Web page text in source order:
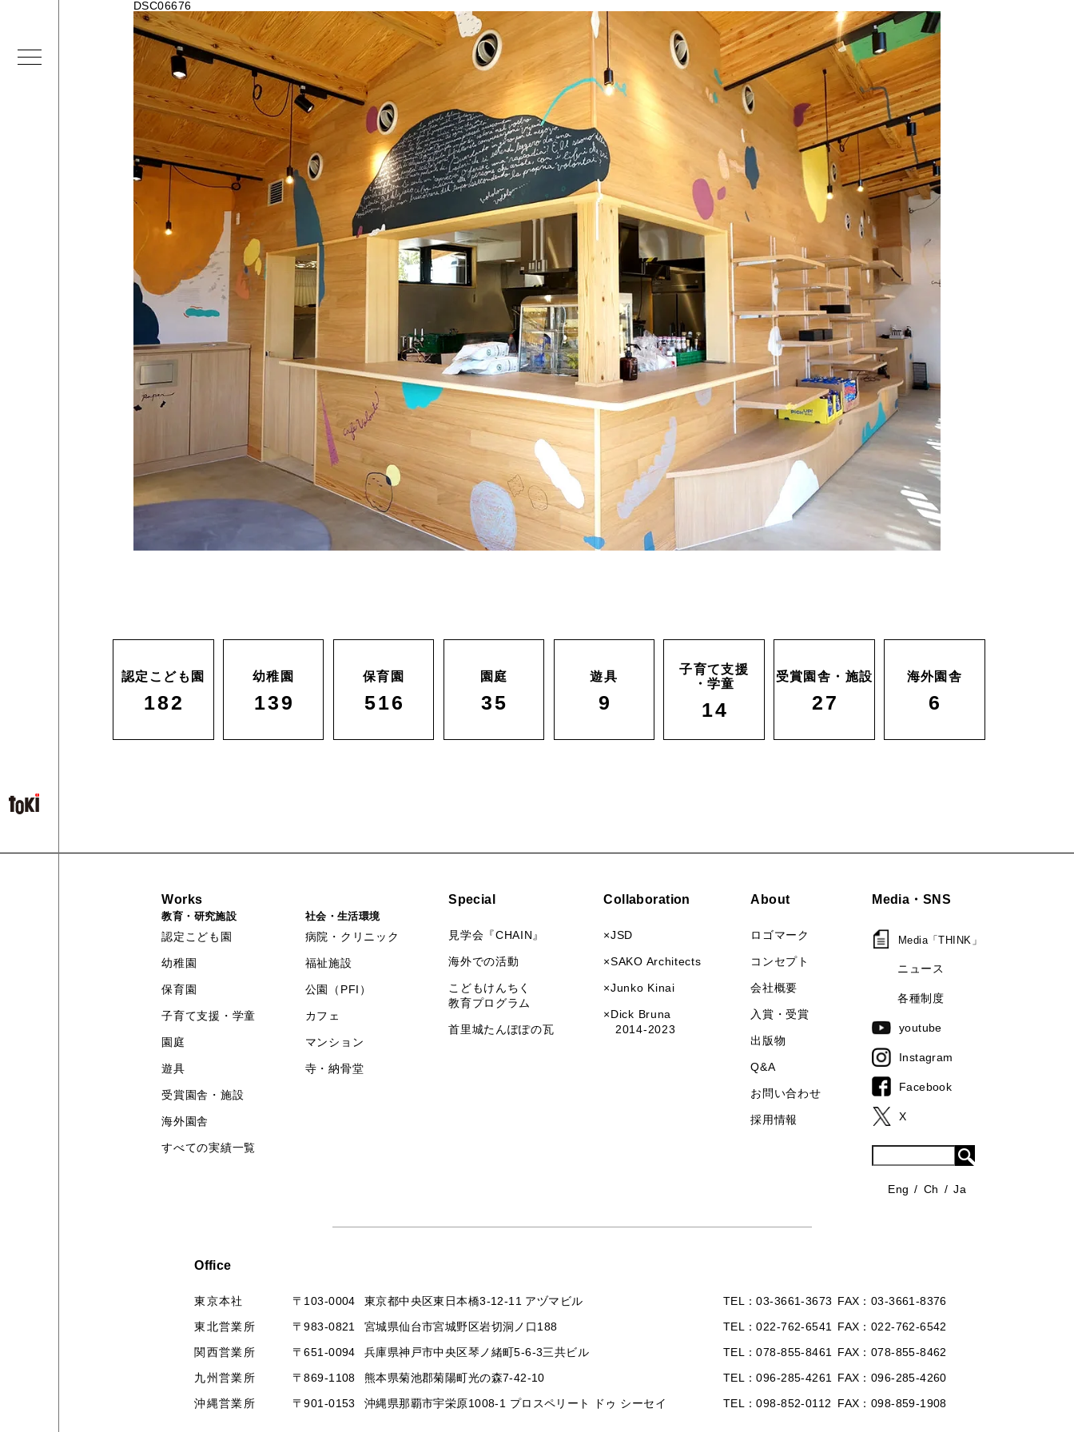
DSC06676
認定こども園
182
幼稚園
139
保育園
516
園庭
35
遊具
9
子育て支援
・学童
14
受賞園舎・施設
27
海外園舎
6
Works
教育・研究施設
認定こども園
幼稚園
保育園
子育て支援・学童
園庭
遊具
受賞園舎・施設
海外園舎
すべての実績一覧
社会・生活環境
病院・クリニック
福祉施設
公園（PFI）
カフェ
マンション
寺・納骨堂
Special
見学会『CHAIN』
海外での活動
こどもけんちく
教育プログラム
首里城たんぽぽの瓦
Collaboration
×JSD
×SAKO Architects
×Junko Kinai
×Dick Bruna
2014-2023
About
ロゴマーク
コンセプト
会社概要
入賞・受賞
出版物
Q&A
お問い合わせ
採用情報
Media・SNS
Media「THINK」
ニュース
各種制度
youtube
Instagram
Facebook
X
Eng Ch Ja
Office
東京本社 〒103-0004 東京都中央区東日本橋3-12-11 アヅマビル TEL 03-3661-3673 FAX 03-3661-8376
東北営業所 〒983-0821 宮城県仙台市宮城野区岩切洞ノ口188 TEL 022-762-6541 FAX 022-762-6542
関西営業所 〒651-0094 兵庫県神戸市中央区琴ノ緒町5-6-3三共ビル TEL 078-855-8461 FAX 078-855-8462
九州営業所 〒869-1108 熊本県菊池郡菊陽町光の森7-42-10 TEL 096-285-4261 FAX 096-285-4260
沖縄営業所 〒901-0153 沖縄県那覇市宇栄原1008-1 プロスペリート ドゥ シーセイ TEL 098-852-0112 FAX 098-859-1908